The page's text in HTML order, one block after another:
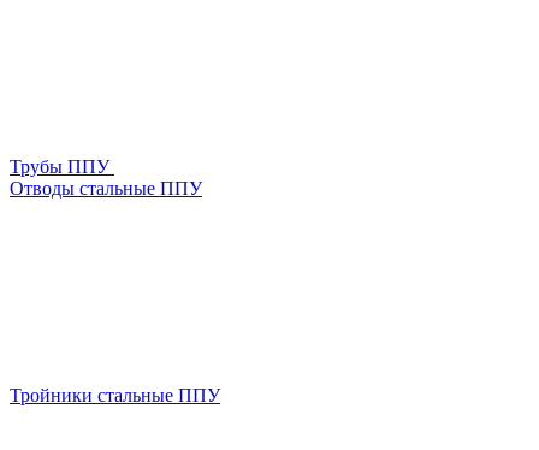
Трубы ППУ
Отводы стальные ППУ
Тройники стальные ППУ